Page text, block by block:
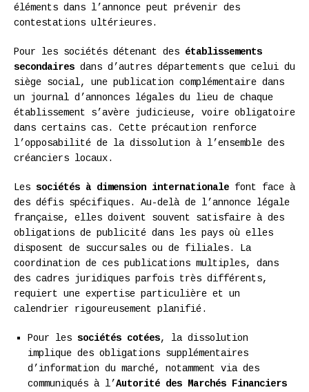
éléments dans l’annonce peut prévenir des
contestations ultérieures.
Pour les sociétés détenant des établissements
secondaires dans d’autres départements que celui du
siège social, une publication complémentaire dans
un journal d’annonces légales du lieu de chaque
établissement s’avère judicieuse, voire obligatoire
dans certains cas. Cette précaution renforce
l’opposabilité de la dissolution à l’ensemble des
créanciers locaux.
Les sociétés à dimension internationale font face à
des défis spécifiques. Au-delà de l’annonce légale
française, elles doivent souvent satisfaire à des
obligations de publicité dans les pays où elles
disposent de succursales ou de filiales. La
coordination de ces publications multiples, dans
des cadres juridiques parfois très différents,
requiert une expertise particulière et un
calendrier rigoureusement planifié.
Pour les sociétés cotées, la dissolution
implique des obligations supplémentaires
d’information du marché, notamment via des
communiqués à l’Autorité des Marchés Financiers